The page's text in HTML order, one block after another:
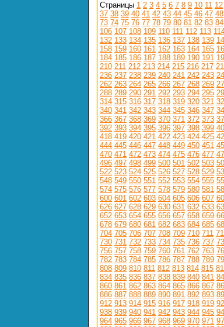
Страницы 1 2 3 4 5 6 7 8 9 10 11 12
37 38 39 40 41 42 43 44 45 46 47 48
73 74 75 76 77 78 79 80 81 82 83 84
106 107 108 109 110 111 112 113
132 133 134 135 136 137 138 139
158 159 160 161 162 163 164 165
184 185 186 187 188 189 190 191
210 211 212 213 214 215 216 217
236 237 238 239 240 241 242 243
262 263 264 265 266 267 268 269
288 289 290 291 292 293 294 295
314 315 316 317 318 319 320 321
340 341 342 343 344 345 346 347
366 367 368 369 370 371 372 373
392 393 394 395 396 397 398 399
418 419 420 421 422 423 424 425
444 445 446 447 448 449 450 451
470 471 472 473 474 475 476 477
496 497 498 499 500 501 502 503
522 523 524 525 526 527 528 529
548 549 550 551 552 553 554 555
574 575 576 577 578 579 580 581
600 601 602 603 604 605 606 607
626 627 628 629 630 631 632 633
652 653 654 655 656 657 658 659
678 679 680 681 682 683 684 685
704 705 706 707 708 709 710 711
730 731 732 733 734 735 736 737
756 757 758 759 760 761 762 763
782 783 784 785 786 787 788 789
808 809 810 811 812 813 814 815
834 835 836 837 838 839 840 841
860 861 862 863 864 865 866 867
886 887 888 889 890 891 892 893
912 913 914 915 916 917 918 919
938 939 940 941 942 943 944 945
964 965 966 967 968 969 970 971